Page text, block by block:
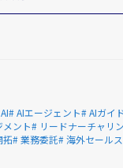
# AIエージェント# AIガイ
メント# リードナーチャリ
拓# 業務委託# 海外セール